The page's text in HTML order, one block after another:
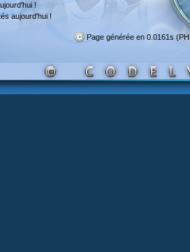
!
aujourd'hui !
Page générée en 0.0161s